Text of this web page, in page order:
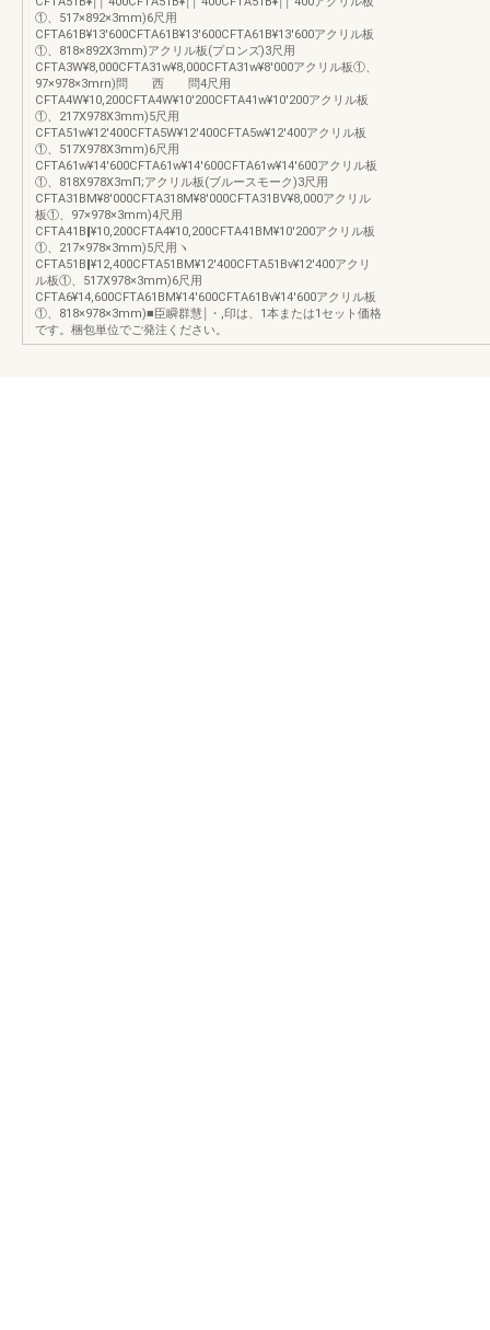
①、517×892×3mm)6尺用
CFTA61B¥13′600CFTA61B¥13′600CFTA61B¥13′600アクリル板
①、818×892X3mm)アクリル板(プロンズ)3尺用
CFTA3W¥8,000CFTA31w¥8,000CFTA31w¥8′000アクリル板①、
97×978×3mrn)問 西 問4尺用
CFTA4W¥10,200CFTA4W¥10′200CFTA41w¥10′200アクリル板
①、217X978X3mm)5尺用
CFTA51w¥12′400CFTA5W¥12′400CFTA5w¥12′400アクリル板
①、517X978X3mm)6尺用
CFTA61w¥14′600CFTA61w¥14′600CFTA61w¥14′600アクリル板
①、818X978X3mΠ;アクリル板(ブルースモーク)3尺用
CFTA31BM¥8′000CFTA318M¥8′000CFTA31BV¥8,000アクリル
板①、97×978×3mm)4尺用
CFTA41B‖¥10,200CFTA4¥10,200CFTA41BM¥10′200アクリル板
①、217×978×3mm)5尺用ヽ
CFTA51B‖¥12,400CFTA51BM¥12′400CFTA51Bv¥12′400アクリ
ル板①、517X978×3mm)6尺用
CFTA6¥14,600CFTA61BM¥14′600CFTA61Bv¥14′600アクリル板
①、818×978×3mm)■臣瞬群慧￨・,印は、1本または1セット価格
です。梱包単位でご発注ください。